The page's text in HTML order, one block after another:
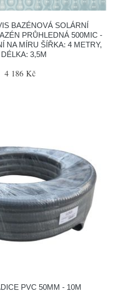
BAZÉNOVÁ SOLÁRNÍ
PRŮHLEDNÁ 500MIC -
NA MÍRU ŠÍŘKA: 4 METRY,
DÉLKA: 3,5M
4 186 Kč
PVC 50MM - 10M